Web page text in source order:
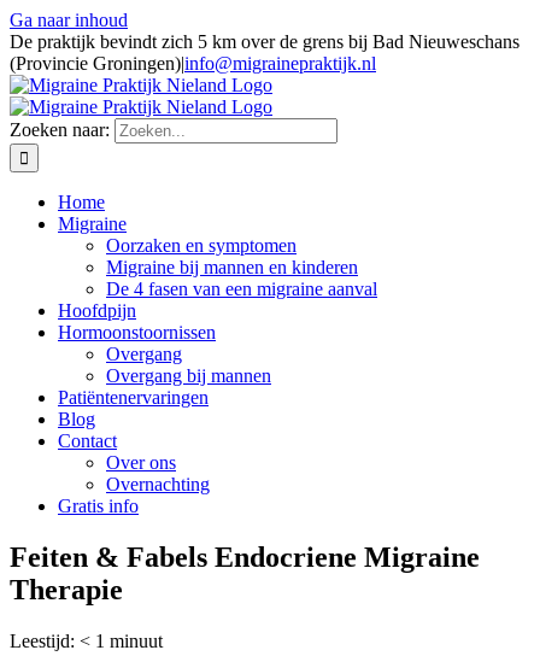
Ga naar inhoud
De praktijk bevindt zich 5 km over de grens bij Bad Nieuweschans
(Provincie Groningen)|info@migrainepraktijk.nl
Zoeken naar:
Home
Migraine
Oorzaken en symptomen
Migraine bij mannen en kinderen
De 4 fasen van een migraine aanval
Hoofdpijn
Hormoonstoornissen
Overgang
Overgang bij mannen
Patiëntenervaringen
Blog
Contact
Over ons
Overnachting
Gratis info
Feiten & Fabels Endocriene Migraine
Therapie
Leestijd: < 1 minuut